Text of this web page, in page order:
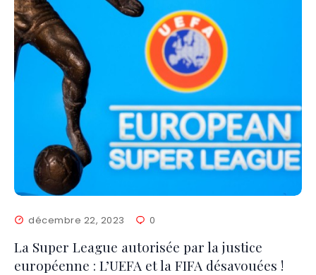
décembre 22, 2023 0
La Super League autorisée par la justice
européenne : L’UEFA et la FIFA désavouées !